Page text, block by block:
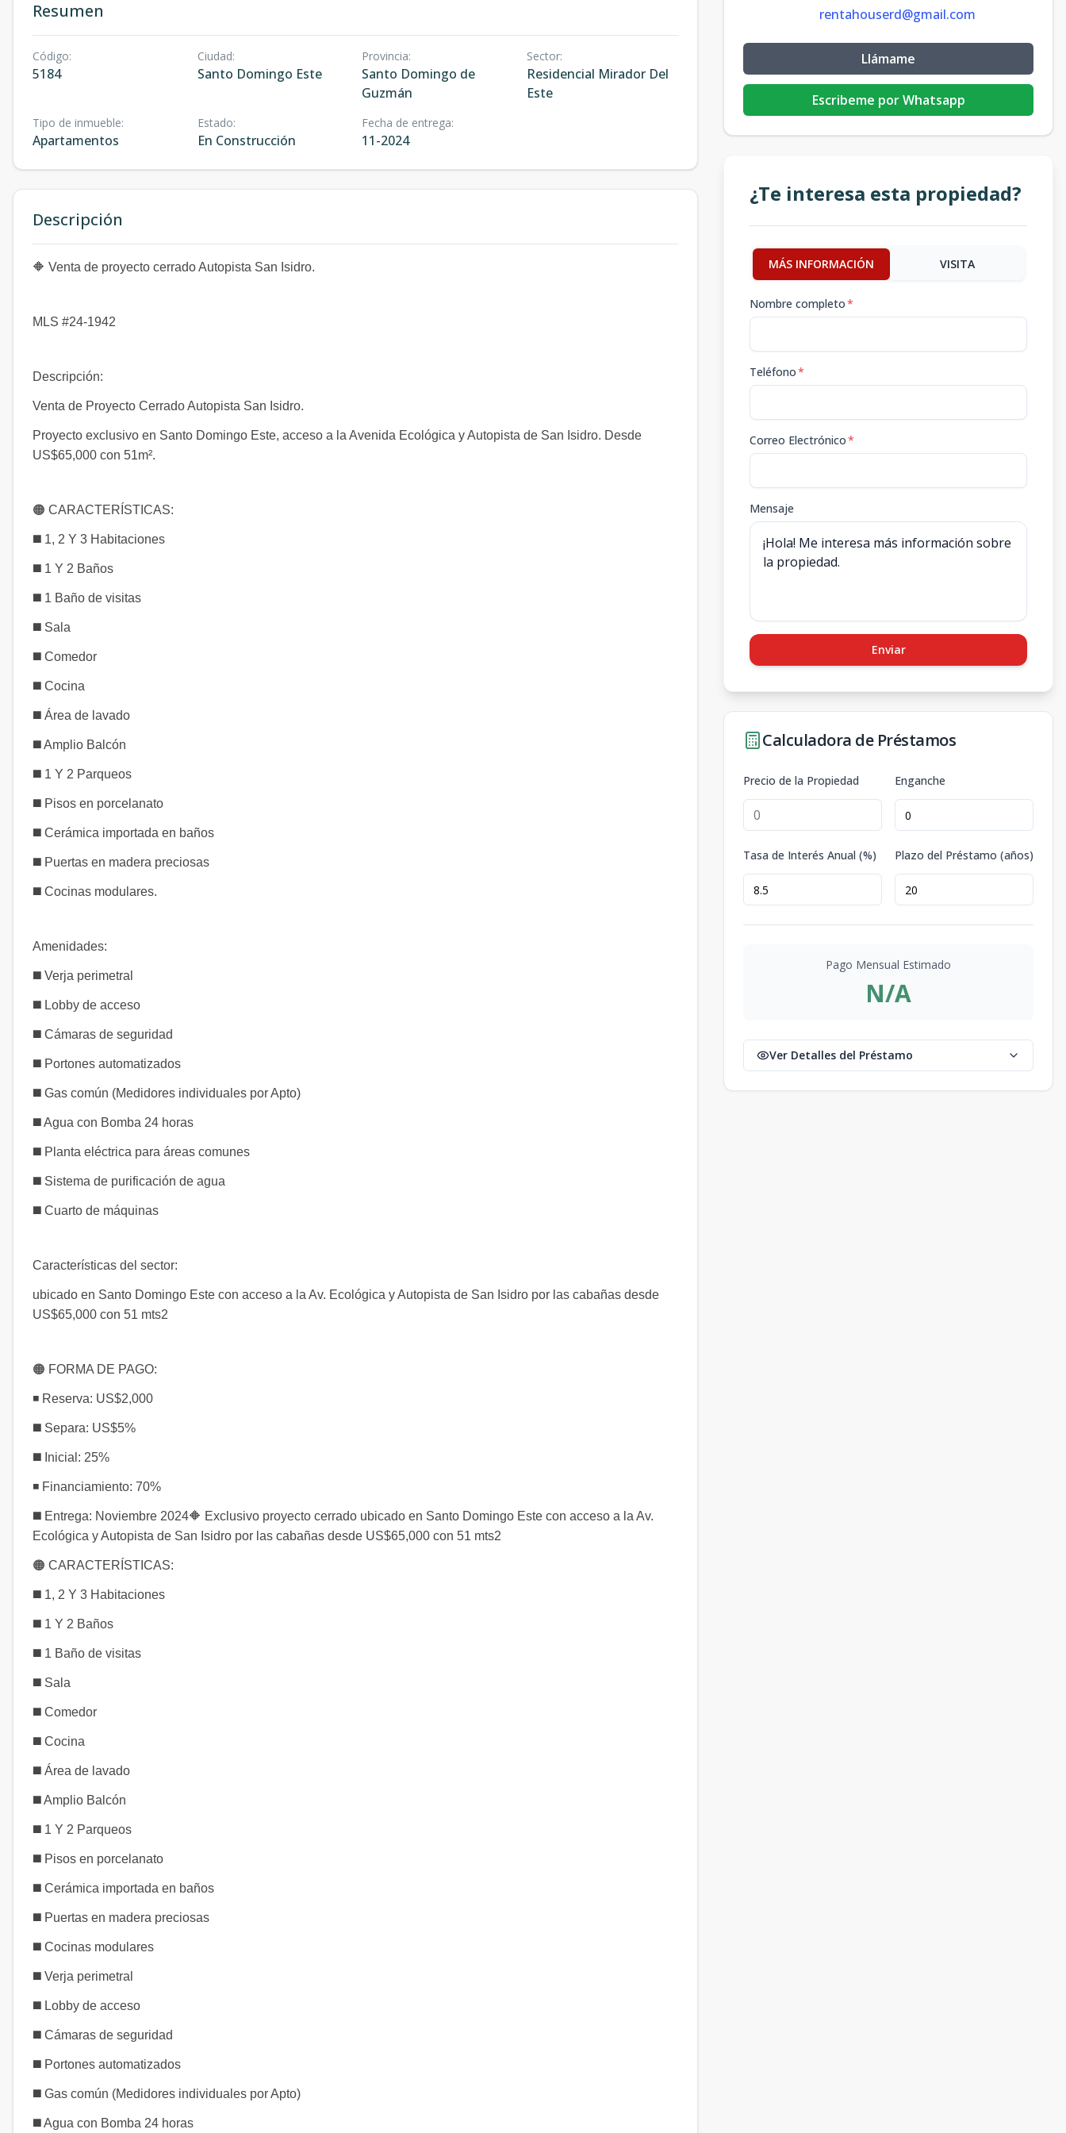
Resumen
Código:
5184
Ciudad:
Santo Domingo Este
Provincia:
Santo Domingo de
Guzmán
Sector:
Residencial Mirador Del
Este
Tipo de inmueble:
Apartamentos
Estado:
En Construcción
Fecha de entrega:
11-2024
Descripción
🔶 Venta de proyecto cerrado Autopista San Isidro.
MLS #24-1942
Descripción:
Venta de Proyecto Cerrado Autopista San Isidro.
Proyecto exclusivo en Santo Domingo Este, acceso a la Avenida Ecológica y Autopista de San Isidro. Desde
US$65,000 con 51m².
🟠 CARACTERÍSTICAS:
◼️ 1, 2 Y 3 Habitaciones
◼️ 1 Y 2 Baños
◼️ 1 Baño de visitas
◼️ Sala
◼️ Comedor
◼️ Cocina
◼️ Área de lavado
◼️ Amplio Balcón
◼️ 1 Y 2 Parqueos
◼️ Pisos en porcelanato
◼️ Cerámica importada en baños
◼️ Puertas en madera preciosas
◼️ Cocinas modulares.
Amenidades:
◼️ Verja perimetral
◼️ Lobby de acceso
◼️ Cámaras de seguridad
◼️ Portones automatizados
◼️ Gas común (Medidores individuales por Apto)
◼️ Agua con Bomba 24 horas
◼️ Planta eléctrica para áreas comunes
◼️ Sistema de purificación de agua
◼️ Cuarto de máquinas
Características del sector:
ubicado en Santo Domingo Este con acceso a la Av. Ecológica y Autopista de San Isidro por las cabañas desde
US$65,000 con 51 mts2
🟠 FORMA DE PAGO:
◾ Reserva: US$2,000
◼️ Separa: US$5%
◼️ Inicial: 25%
◾ Financiamiento: 70%
◼️ Entrega: Noviembre 2024🔶 Exclusivo proyecto cerrado ubicado en Santo Domingo Este con acceso a la Av.
Ecológica y Autopista de San Isidro por las cabañas desde US$65,000 con 51 mts2
🟠 CARACTERÍSTICAS:
◼️ 1, 2 Y 3 Habitaciones
◼️ 1 Y 2 Baños
◼️ 1 Baño de visitas
◼️ Sala
◼️ Comedor
◼️ Cocina
◼️ Área de lavado
◼️ Amplio Balcón
◼️ 1 Y 2 Parqueos
◼️ Pisos en porcelanato
◼️ Cerámica importada en baños
◼️ Puertas en madera preciosas
◼️ Cocinas modulares
◼️ Verja perimetral
◼️ Lobby de acceso
◼️ Cámaras de seguridad
◼️ Portones automatizados
◼️ Gas común (Medidores individuales por Apto)
◼️ Agua con Bomba 24 horas
rentahouserd@gmail.com
Llámame
Escribeme por Whatsapp
¿Te interesa esta propiedad?
MÁS INFORMACIÓN VISITA
Nombre completo*
Teléfono*
Correo Electrónico*
Mensaje
Enviar
Calculadora de Préstamos
Precio de la Propiedad Enganche
Tasa de Interés Anual (%) Plazo del Préstamo (años)
Pago Mensual Estimado
N/A
Ver Detalles del Préstamo